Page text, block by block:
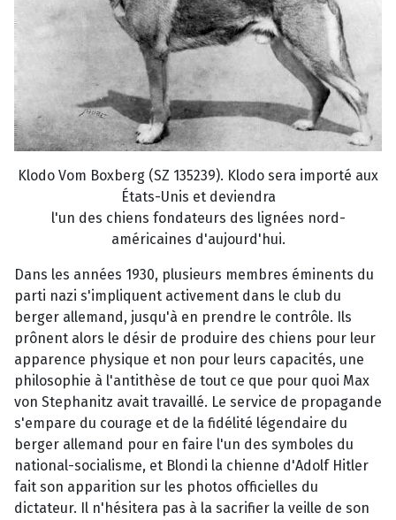
Klodo Vom Boxberg (SZ 135239). Klodo sera importé aux
États-Unis et deviendra
l'un des chiens fondateurs des lignées nord-
américaines d'aujourd'hui.
Dans les années 1930, plusieurs membres éminents du
parti nazi s'impliquent activement dans le club du
berger allemand, jusqu'à en prendre le contrôle. Ils
prônent alors le désir de produire des chiens pour leur
apparence physique et non pour leurs capacités, une
philosophie à l'antithèse de tout ce que pour quoi Max
von Stephanitz avait travaillé. Le service de propagande
s'empare du courage et de la fidélité légendaire du
berger allemand pour en faire l'un des symboles du
national-socialisme, et Blondi la chienne d'Adolf Hitler
fait son apparition sur les photos officielles du
dictateur. Il n'hésitera pas à la sacrifier la veille de son